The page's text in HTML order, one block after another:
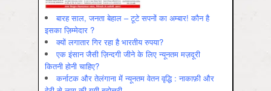
बारह साल, जनता बेहाल – टूटे सपनों का अम्बार! कौन है
इसका ज़िम्मेदार ?
क्यों लगातार गिर रहा है भारतीय रुपया?
एक इंसान जैसी ज़िन्दगी जीने के लिए न्यूनतम मज़दूरी
कितनी होनी चाहिए?
कर्नाटक और तेलंगाना में न्यूनतम वेतन वृद्धि : नाकाफ़ी और